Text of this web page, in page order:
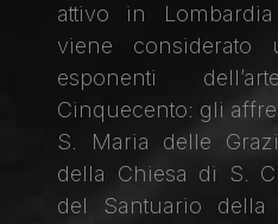
attivo in
viene considerato
esponenti
Cinquecento: gli
S. Maria delle
della Chiesa di S.
del Santuario della